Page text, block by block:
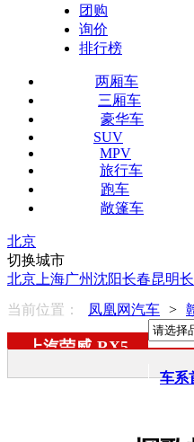
团购
询价
排行榜
两厢车
三厢车
豪华车
SUV
MPV
旅行车
跑车
敞篷车
北京
切换城市
北京 上海广州沈阳长春昆明
当前位置：
凤凰网汽车 >
上汽荣威-RX5
车系